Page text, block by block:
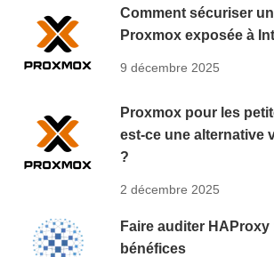
Comment sécuriser
Proxmox exposée à
9 décembre 2025
Proxmox pour les
est-ce une alternative
?
2 décembre 2025
Faire auditer
bénéfices